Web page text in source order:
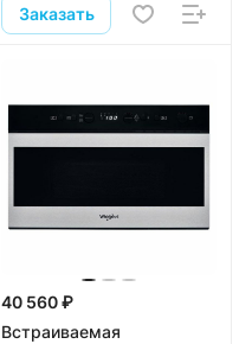
Заказать
40 560 ₽
Встраиваемая